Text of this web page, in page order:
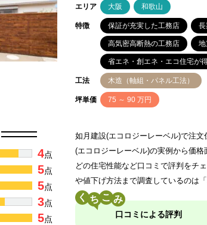
エリア 大阪 和歌山
特徴 保証が充実した工務店
高気密高断熱の工務店
省エネ・創エネ・エコ住宅が
工法 木造（軸組・パネル工法）
坪単価 75 ～ 90 万円
4点
5点
5点
3点
5点
如月建設(エコロジーレーベル)で注
(エコロジーレーベル)の実例から価
どの住宅性能など口コミで評判をチ
や値下げ方法まで調査しているのは
く こ
口コミによる評判